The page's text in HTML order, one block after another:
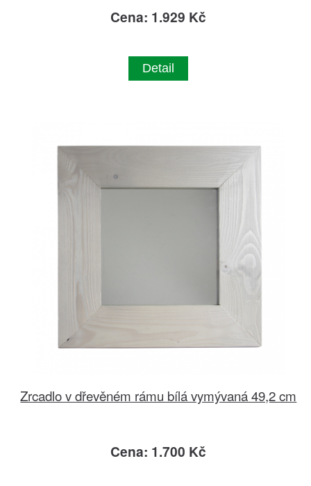
Cena: 1.929 Kč
Detail
Zrcadlo v dřevěném rámu bílá vymývaná 49,2 cm
Cena: 1.700 Kč